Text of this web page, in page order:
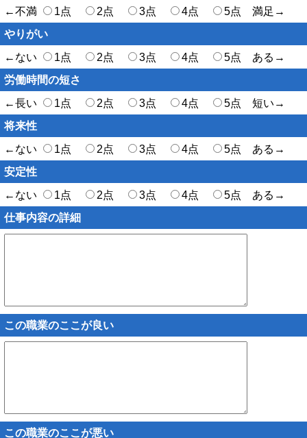
←不満
1点 2点 3点 4点
5点 満足→
やりがい
←ない
1点 2点 3点 4点
5点 ある→
労働時間の短さ
←長い
1点 2点 3点 4点
5点 短い→
将来性
←ない
1点 2点 3点 4点
5点 ある→
安定性
←ない
1点 2点 3点 4点
5点 ある→
仕事内容の詳細
この職業のここが良い
この職業のここが悪い